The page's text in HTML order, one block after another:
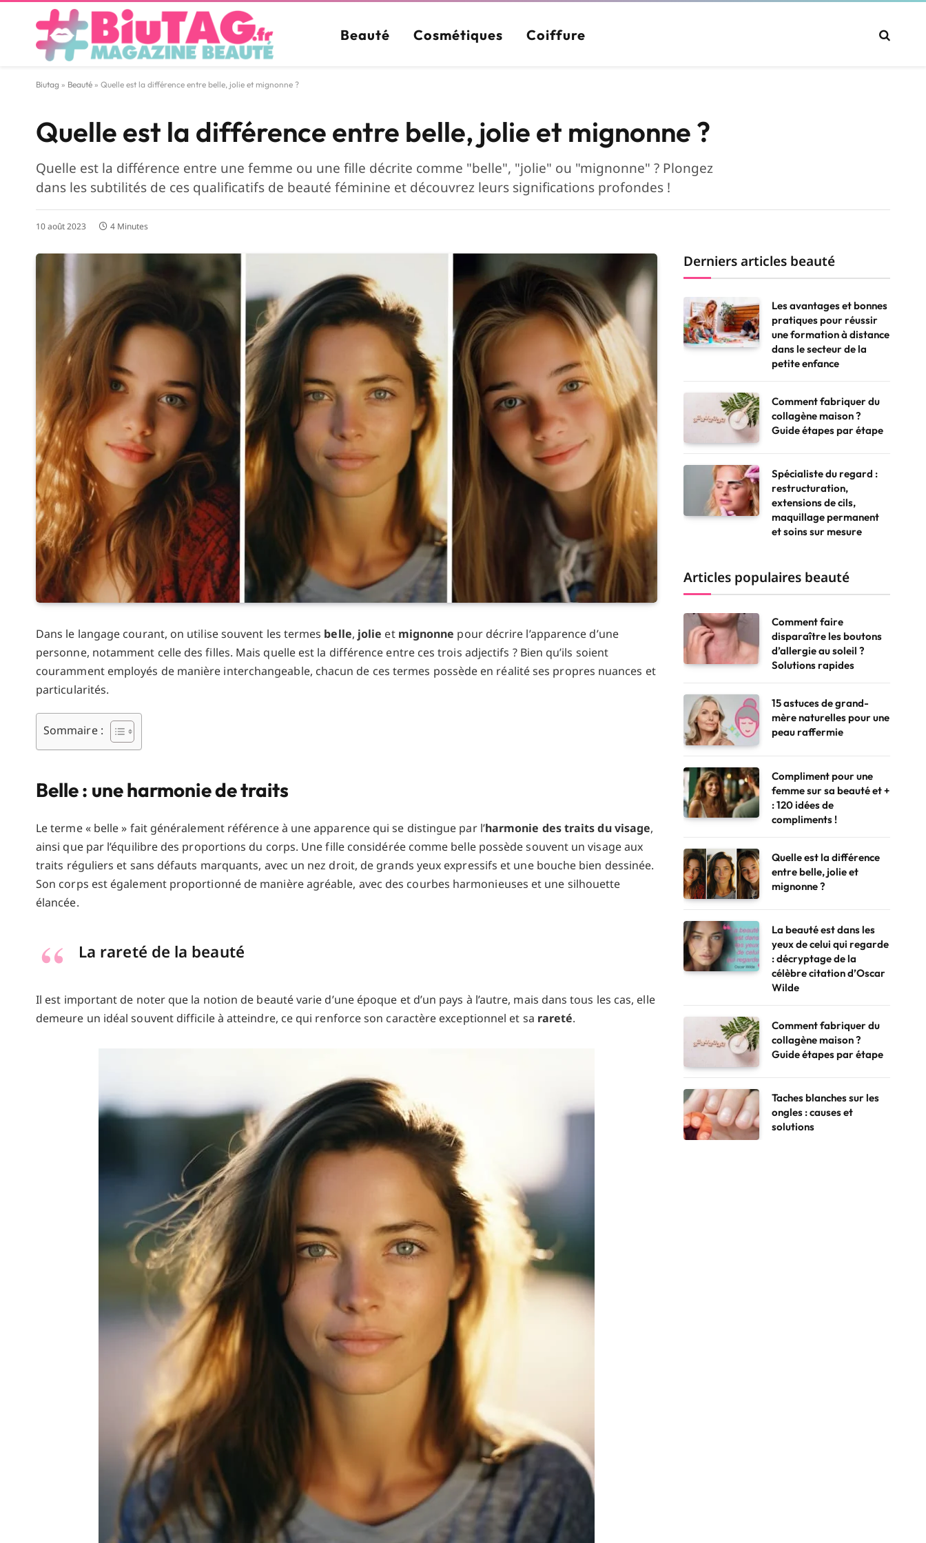
Beauté Cosmétiques Coiffure
Biutag » Beauté » Quelle est la différence entre belle, jolie et mignonne ?
Quelle est la différence entre belle, jolie et mignonne ?
Quelle est la différence entre une femme ou une fille décrite comme "belle", "jolie" ou "mignonne" ? Plongez
dans les subtilités de ces qualificatifs de beauté féminine et découvrez leurs significations profondes !
10 août 2023 4 Minutes
Dans le langage courant, on utilise souvent les termes belle, jolie et mignonne pour décrire l’apparence d’une
personne, notamment celle des filles. Mais quelle est la différence entre ces trois adjectifs ? Bien qu’ils soient
couramment employés de manière interchangeable, chacun de ces termes possède en réalité ses propres nuances et
particularités.
Sommaire :
Belle : une harmonie de traits
Le terme « belle » fait généralement référence à une apparence qui se distingue par l’harmonie des traits du visage,
ainsi que par l’équilibre des proportions du corps. Une fille considérée comme belle possède souvent un visage aux
traits réguliers et sans défauts marquants, avec un nez droit, de grands yeux expressifs et une bouche bien dessinée.
Son corps est également proportionné de manière agréable, avec des courbes harmonieuses et une silhouette
élancée.
La rareté de la beauté
Il est important de noter que la notion de beauté varie d’une époque et d’un pays à l’autre, mais dans tous les cas, elle
demeure un idéal souvent difficile à atteindre, ce qui renforce son caractère exceptionnel et sa rareté.
Derniers articles beauté
Les avantages et bonnes
pratiques pour réussir
une formation à distance
dans le secteur de la
petite enfance
Comment fabriquer du
collagène maison ?
Guide étapes par étape
Spécialiste du regard :
restructuration,
extensions de cils,
maquillage permanent
et soins sur mesure
Articles populaires beauté
Comment faire
disparaître les boutons
d’allergie au soleil ?
Solutions rapides
15 astuces de grand-
mère naturelles pour une
peau raffermie
Compliment pour une
femme sur sa beauté et +
: 120 idées de
compliments !
Quelle est la différence
entre belle, jolie et
mignonne ?
La beauté est dans les
yeux de celui qui regarde
: décryptage de la
célèbre citation d’Oscar
Wilde
Comment fabriquer du
collagène maison ?
Guide étapes par étape
Taches blanches sur les
ongles : causes et
solutions